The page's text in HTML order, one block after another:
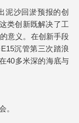
泥沙回淤预报的创
类创新既解决了工
意义。在创新手段
沉管第三次踏浪
40多米深的海底与
。